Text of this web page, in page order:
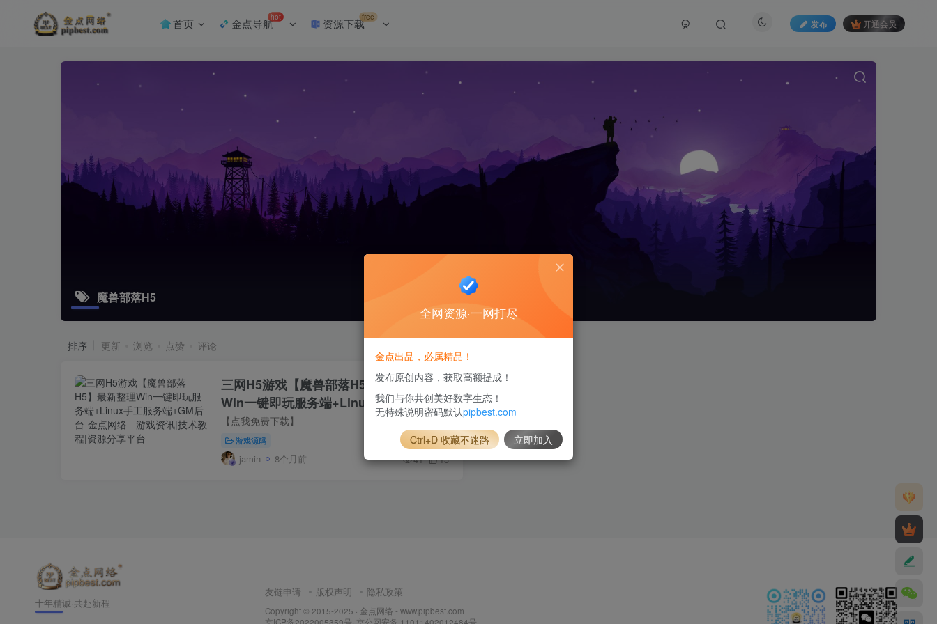
首页 金点导航hot 资源下载free
发布 开通会员
魔兽部落H5
排序 更新 浏览 点赞 评论
三网H5游戏【魔兽部落H5】最新整理
Win一键即玩服务端+Linux手工服务端
+GM后台
【点我免费下载】
游戏源码
jamin 8个月前 41 13
十年精诚·共赴新程
友链申请 版权声明 隐私政策
Copyright © 2015-2025 · 金点网络 - www.pipbest.com
京ICP备2022005359号· 京公网安备 11011402012484号
全网资源·一网打尽
金点出品，必属精品！
发布原创内容，获取高额提成！
我们与你共创美好数字生态！
无特殊说明密码默认pipbest.com
Ctrl+D 收藏不迷路 立即加入